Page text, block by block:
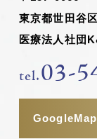
東京都世田谷
医療法人社団
tel.03-
GoogleMap